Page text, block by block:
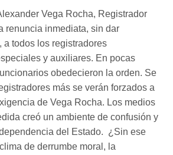
Vega Rocha, Registrador
renuncia inmediata, sin dar
todos los registradores
y auxiliares. En pocas
obedecieron la orden. Se
más se verán forzados a
de Vega Rocha. Los medios
creó un ambiente de confusión y
del Estado. ¿Sin ese
de derrumbe moral, la